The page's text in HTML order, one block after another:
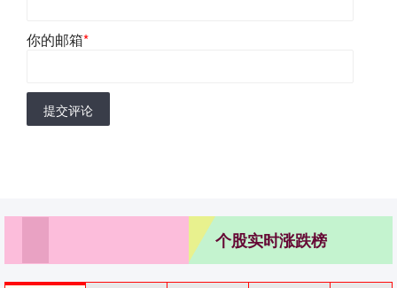
你的邮箱*
提交评论
个股实时涨跌榜